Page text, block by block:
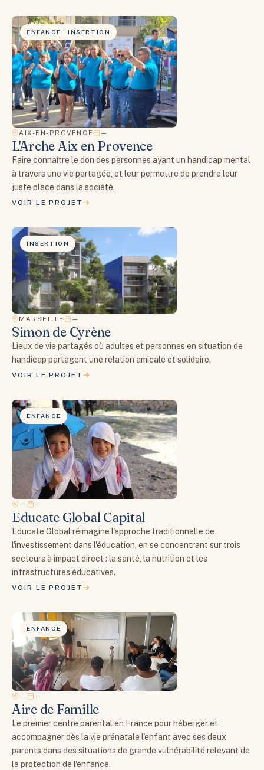
ENFANCE · INSERTION
AIX-EN-PROVENCE —
L'Arche Aix en Provence
Faire connaître le don des personnes ayant un handicap mental
à travers une vie partagée, et leur permettre de prendre leur
juste place dans la société.
VOIR LE PROJET
INSERTION
MARSEILLE —
Simon de Cyrène
Lieux de vie partagés où adultes et personnes en situation de
handicap partagent une relation amicale et solidaire.
VOIR LE PROJET
ENFANCE
— —
Educate Global Capital
Educate Global réimagine l'approche traditionnelle de
l'investissement dans l'éducation, en se concentrant sur trois
secteurs à impact direct : la santé, la nutrition et les
infrastructures éducatives.
VOIR LE PROJET
ENFANCE
— —
Aire de Famille
Le premier centre parental en France pour héberger et
accompagner dès la vie prénatale l'enfant avec ses deux
parents dans des situations de grande vulnérabilité relevant de
la protection de l'enfance.